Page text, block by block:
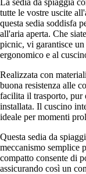
La sedia da spiaggia
tutte le vostre uscite
questa sedia soddisfa
all'aria aperta. Che
picnic, vi garantisce
ergonomico e al
Realizzata con
buona resistenza alle
facilita il trasporto, pur
installata. Il cuscino
ideale per momenti
Questa sedia da
meccanismo semplice
compatto consente di
assicurando così un